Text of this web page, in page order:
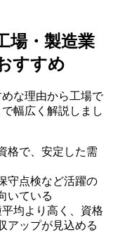
場・製造業
すすめ
な理由から工場で
幅広く解説しまし
格で、安定した需
守点検など活躍の
いている
均より高く、資格
アップが見込める